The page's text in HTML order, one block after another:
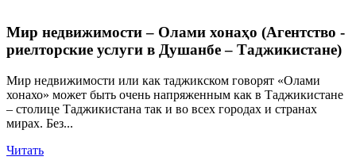
Мир недвижимости – Олами хонаҳо (Агентство -
риелторские услуги в Душанбе – Таджикистане)
Мир недвижимости или как таджикском говорят «Олами
хонахо» может быть очень напряженным как в Таджикистане
– столице Таджикистана так и во всех городах и странах
мирах. Без...
Читать